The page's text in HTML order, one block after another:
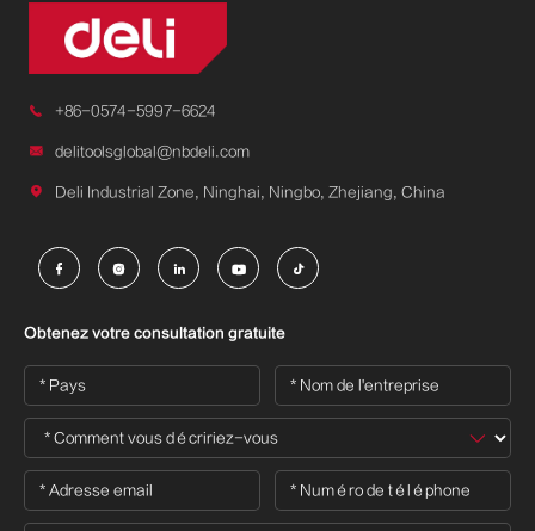
 +86-0574-5997-6624
 delitoolsglobal@nbdeli.com
 Deli Industrial Zone, Ninghai, Ningbo, Zhejiang, China
    
Obtenez votre consultation gratuite